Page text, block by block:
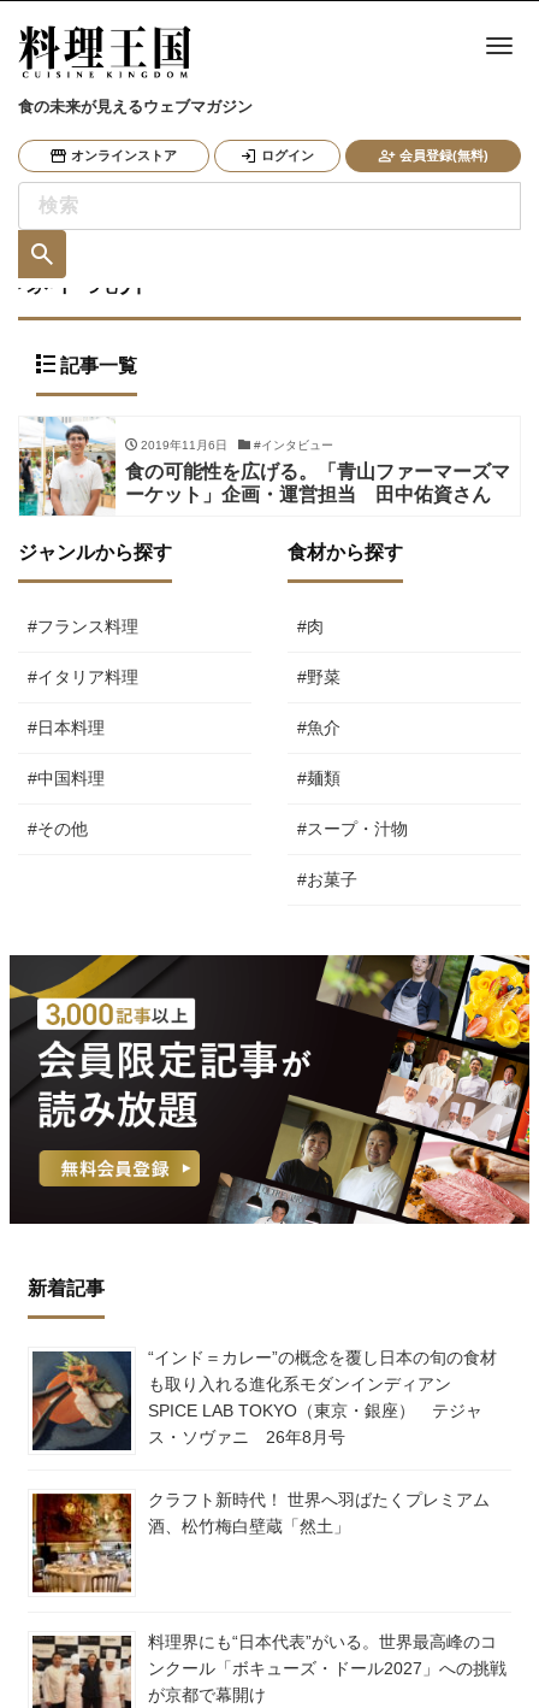
食の未来が見えるウェブマガジン
オンラインストア ログイン 会員登録(無料)
ナ
塚本 亮介
記事一覧
2019年11月6日 #インタビュー
食の可能性を広げる。「青山ファーマーズマ
ーケット」企画・運営担当 田中佑資さん
ジャンルから探す
#フランス料理
#イタリア料理
#日本料理
#中国料理
#その他
食材から探す
#肉
#野菜
#魚介
#麺類
#スープ・汁物
#お菓子
新着記事
“インド＝カレー”の概念を覆し日本の旬の食材
も取り入れる進化系モダンインディアン
SPICE LAB TOKYO（東京・銀座） テジャ
ス・ソヴァニ 26年8月号
クラフト新時代！ 世界へ羽ばたくプレミアム
酒、松竹梅白壁蔵「然土」
料理界にも“日本代表”がいる。世界最高峰のコ
ンクール「ボキューズ・ドール2027」への挑戦
が京都で幕開け